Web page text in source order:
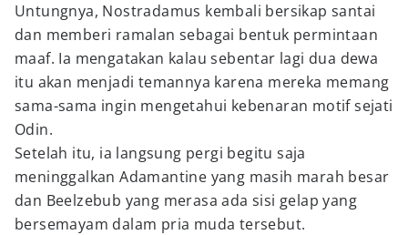
Untungnya, Nostradamus kembali bersikap santai
dan memberi ramalan sebagai bentuk permintaan
maaf. Ia mengatakan kalau sebentar lagi dua dewa
itu akan menjadi temannya karena mereka memang
sama-sama ingin mengetahui kebenaran motif sejati
Odin.
Setelah itu, ia langsung pergi begitu saja
meninggalkan Adamantine yang masih marah besar
dan Beelzebub yang merasa ada sisi gelap yang
bersemayam dalam pria muda tersebut.